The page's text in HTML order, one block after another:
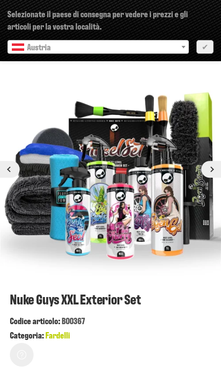
Selezionate il paese di consegna per vedere i prezzi e gli
articoli per la vostra località.
Austria
✔
Precedente Prossimo
Nuke Guys XXL Exterior Set
Codice articolo:B00367
Categoria:Fardelli